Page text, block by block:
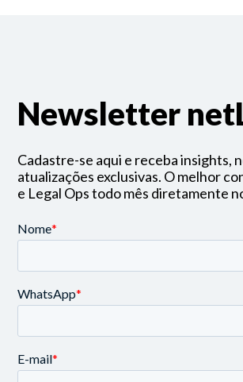
Newsletter
Cadastre-se aqui e receba insights,
atualizações exclusivas. O melhor
e Legal Ops todo mês diretamente